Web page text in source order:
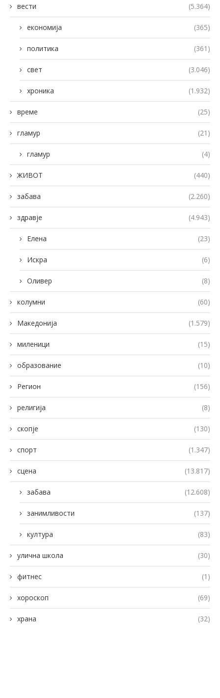
вести (5.364)
економија (365)
политика (361)
свет (3.046)
хроника (1.932)
време (25)
гламур (21)
гламур (4)
ЖИВОТ (440)
забава (2.260)
здравје (4.943)
Елена (23)
Искра (6)
Оливер (8)
колумни (60)
Македонија (1.579)
миленици (15)
образование (10)
Регион (156)
религија (8)
скопје (130)
спорт (1.347)
сцена (13.817)
забава (12.608)
занимливости (137)
култура (83)
улична школа (30)
фитнес (1)
хороскоп (69)
храна (32)